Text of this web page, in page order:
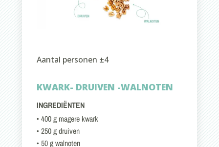
Aantal personen ±4
KWARK- DRUIVEN -WALNOTEN
INGREDIËNTEN
• 400 g magere kwark
• 250 g druiven
• 50 g walnoten